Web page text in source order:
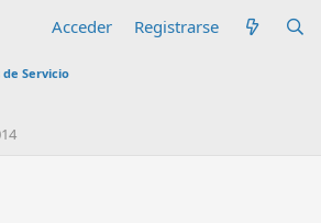
Acceder Registrarse
Servicio